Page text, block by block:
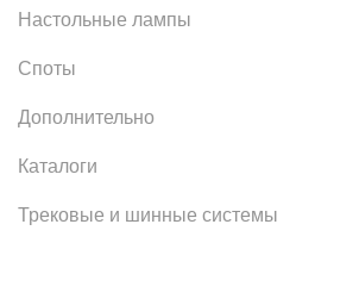
Настольные лампы
Споты
Дополнительно
Каталоги
Трековые и шинные системы